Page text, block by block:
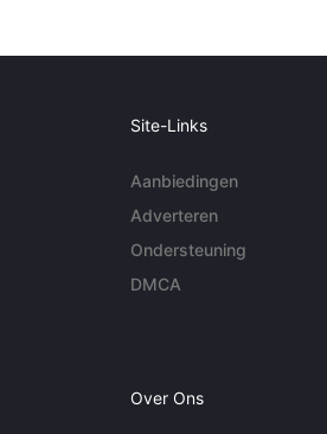
Site-Links
Aanbiedingen
Adverteren
Ondersteuning
DMCA
Over Ons